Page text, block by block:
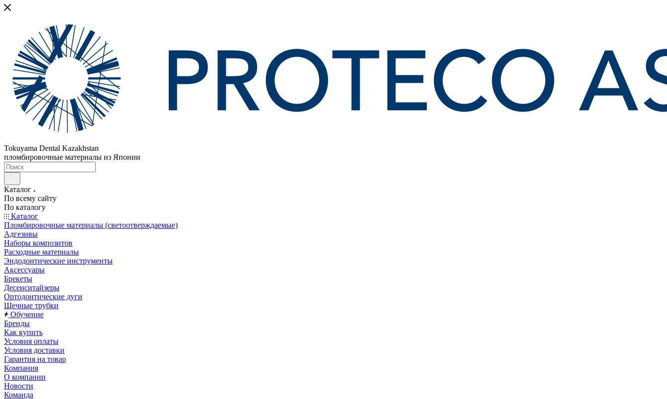
Tokuyama Dental Kazakhstan
пломбировочные материалы из Японии
Каталог
По всему сайту
По каталогу
Каталог
Пломбировочные материалы (светоотверждаемые)
Адгезивы
Наборы композитов
Расходные материалы
Эндодонтические инструменты
Аксессуары
Брекеты
Десенситайзеры
Ортодонтические дуги
Щечные трубки
Обучение
Бренды
Как купить
Условия оплаты
Условия доставки
Гарантия на товар
Компания
О компании
Новости
Команда